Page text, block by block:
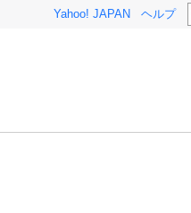
Yahoo! JAPAN ヘルプ